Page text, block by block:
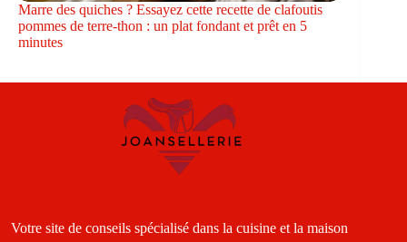
Marre des quiches ? Essayez cette recette de clafoutis
pommes de terre-thon : un plat fondant et prêt en 5
minutes
Votre site de conseils spécialisé dans la cuisine et la maison